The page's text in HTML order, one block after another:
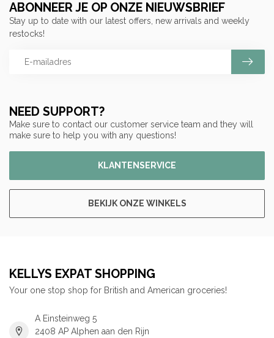
NEED SUPPORT?
Make sure to contact our customer service team and they will
make sure to help you with any questions!
KLANTENSERVICE
BEKIJK ONZE WINKELS
ABONNEER JE OP ONZE NIEUWSBRIEF
Stay up to date with our latest offers, new arrivals and weekly
restocks!
KELLYS EXPAT SHOPPING
Your one stop shop for British and American groceries!
A Einsteinweg 5
2408 AP Alphen aan den Rijn